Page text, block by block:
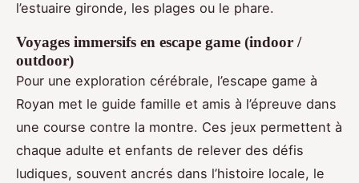
l’estuaire gironde, les plages ou le phare.
Voyages immersifs en escape game (indoor /
outdoor)
Pour une exploration cérébrale, l’escape game à
Royan met le guide famille et amis à l’épreuve dans
une course contre la montre. Ces jeux permettent à
chaque adulte et enfants de relever des défis
ludiques, souvent ancrés dans l’histoire locale, le